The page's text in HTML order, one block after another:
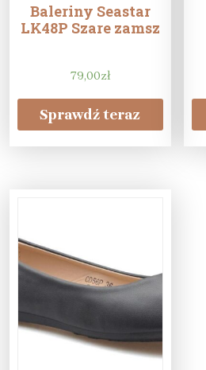
Baleriny Seastar
LK48P Szare zamsz
79,00zł
Sprawdź teraz